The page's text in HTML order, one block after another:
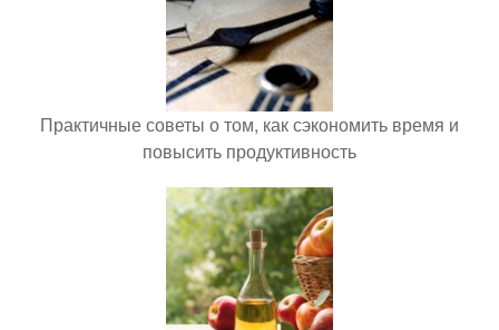
Практичные советы о том, как сэкономить время и
повысить продуктивность